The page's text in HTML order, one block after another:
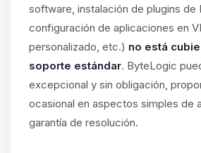
software, instalación de plugins de
configuración de aplicaciones en
personalizado, etc.) no está
soporte estándar. ByteLogic
excepcional y sin obligación,
ocasional en aspectos simples de
garantía de resolución.